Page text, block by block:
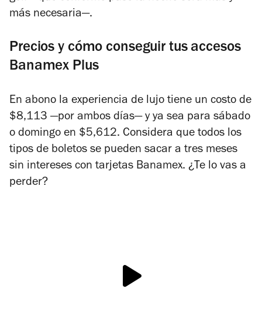
más necesaria—.
Precios y cómo conseguir tus accesos
Banamex Plus
En abono la experiencia de lujo tiene un costo de
$8,113 —por ambos días— y ya sea para sábado
o domingo en $5,612. Considera que todos los
tipos de boletos se pueden sacar a tres meses
sin intereses con tarjetas Banamex. ¿Te lo vas a
perder?